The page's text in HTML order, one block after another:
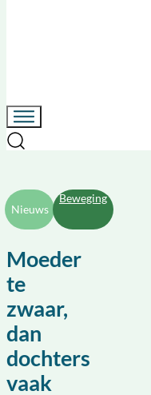
Nieuws
Beweging
Moeder
te
zwaar,
dan
dochters
vaak